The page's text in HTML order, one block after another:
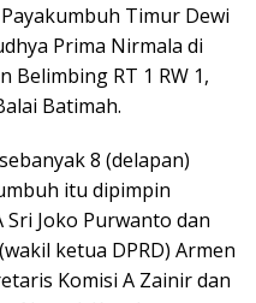
Timur Dewi
Prima Nirmala di
Belimbing RT 1 RW 1,
Batimah.
8 (delapan)
itu dipimpin
Joko Purwanto dan
ketua DPRD) Armen
Komisi A Zainir dan